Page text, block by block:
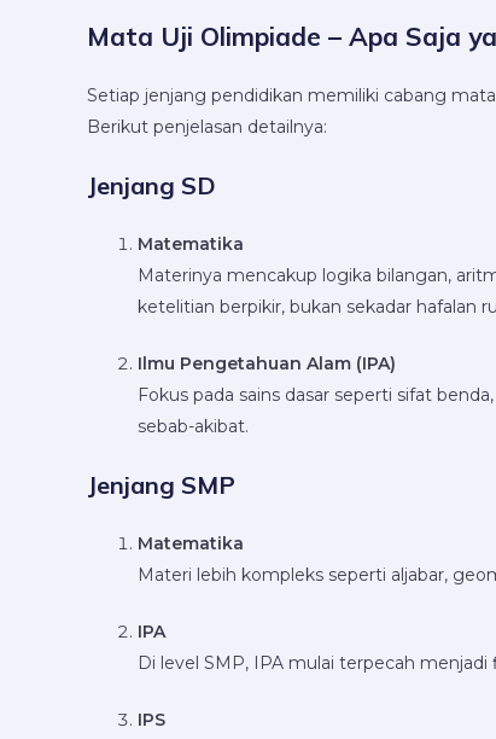
Mata Uji Olimpiade – Apa Saja
Setiap jenjang pendidikan memiliki cabang
Berikut penjelasan detailnya:
Jenjang SD
Matematika
Materinya mencakup logika bilangan,
ketelitian berpikir, bukan sekadar hafalan
Ilmu Pengetahuan Alam (IPA)
Fokus pada sains dasar seperti sifat
sebab-akibat.
Jenjang SMP
Matematika
Materi lebih kompleks seperti aljabar,
IPA
Di level SMP, IPA mulai terpecah
IPS